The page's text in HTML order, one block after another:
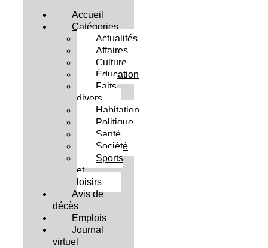
Accueil
Catégories
Actualités
Affaires
Culture
Éducation
Faits
divers
Habitation
Politique
Santé
Société
Sports
et
loisirs
Avis de
décès
Emplois
Journal
virtuel